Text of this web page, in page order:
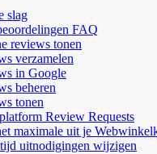
slag
FAQ
reviews tonen
verzamelen
in Google
beheren
tonen
Review Requests
maximale uit je
uitnodigingen wijzigen